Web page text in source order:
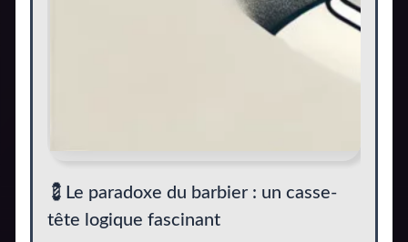
💈Le paradoxe du barbier : un casse-
tête logique fascinant